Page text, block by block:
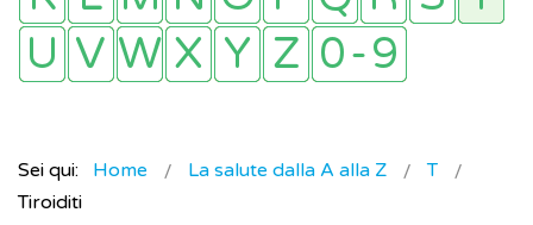
Sei qui: Home La salute dalla A alla Z
T
Tiroiditi